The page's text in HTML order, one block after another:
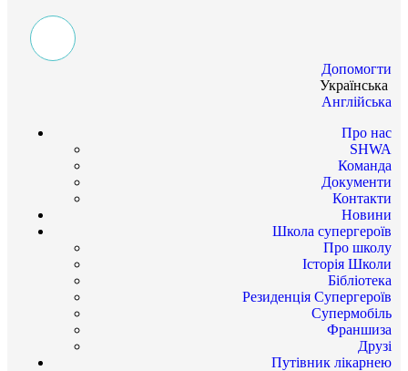
Допомогти
Українська
Англійська
Про нас
SHWA
Команда
Документи
Контакти
Новини
Школа супергероїв
Про школу
Історія Школи
Бібліотека
Резиденція Супергероїв
Супермобіль
Франшиза
Друзі
Путівник лікарнею